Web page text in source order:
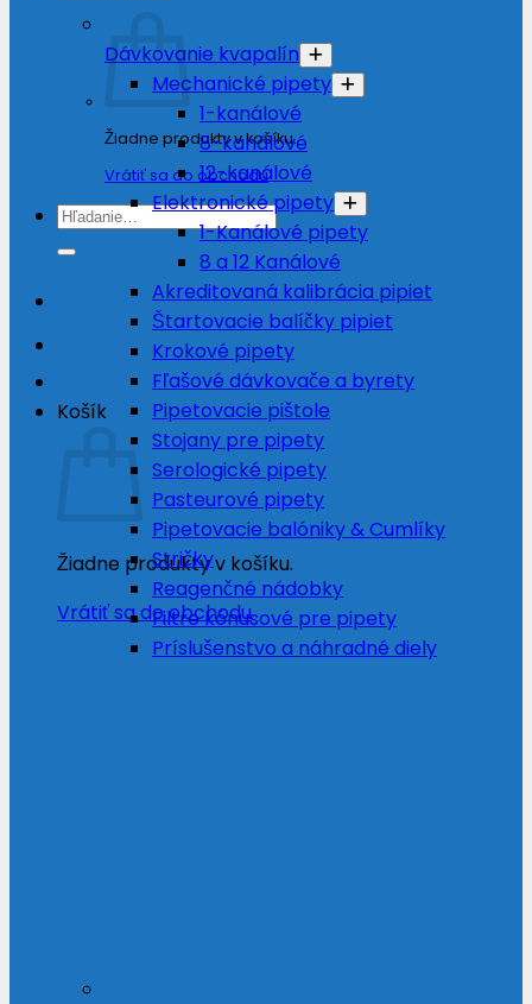
Žiadne produkty v košíku.
Vrátiť sa do obchodu
Hľadať:
Košík
Žiadne produkty v košíku.
Vrátiť sa do obchodu
Dávkovanie kvapalín
Mechanické pipety
1-kanálové
8-kanálové
12-kanálové
Elektronické pipety
1-Kanálové pipety
8 a 12 Kanálové
Akreditovaná kalibrácia pipiet
Štartovacie balíčky pipiet
Krokové pipety
Fľašové dávkovače a byrety
Pipetovacie pištole
Stojany pre pipety
Serologické pipety
Pasteurové pipety
Pipetovacie balóniky & Cumlíky
Stričky
Reagenčné nádobky
Filtre kónusové pre pipety
Príslušenstvo a náhradné diely